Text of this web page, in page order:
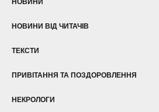
НОВИНИ ВІД ЧИТАЧІВ
ТЕКСТИ
ПРИВІТАННЯ ТА ПОЗДОРОВЛЕННЯ
НЕКРОЛОГИ